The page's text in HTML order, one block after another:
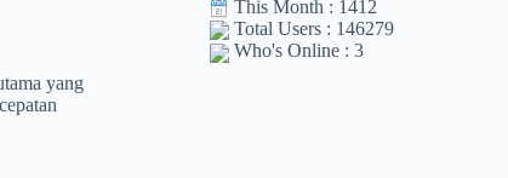
yang
This Month : 1412
Total Users : 146279
Who's Online : 3